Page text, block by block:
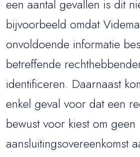
een aantal gevallen is dit
bijvoorbeeld omdat
onvoldoende informatie
betreffende
identificeren. Daarnaast
enkel geval voor dat een
bewust voor kiest om geen
aansluitingsovereenkomst